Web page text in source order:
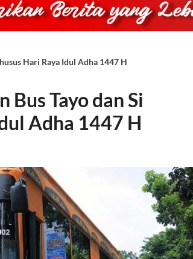
Hari Raya Idul Adha 1447 H
Bus Tayo dan Si
Adha 1447 H